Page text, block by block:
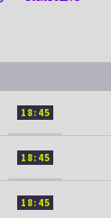
18:45
18:45
18:45